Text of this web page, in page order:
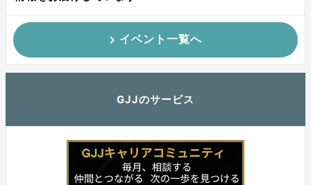
イベント一覧へ
GJJのサービス